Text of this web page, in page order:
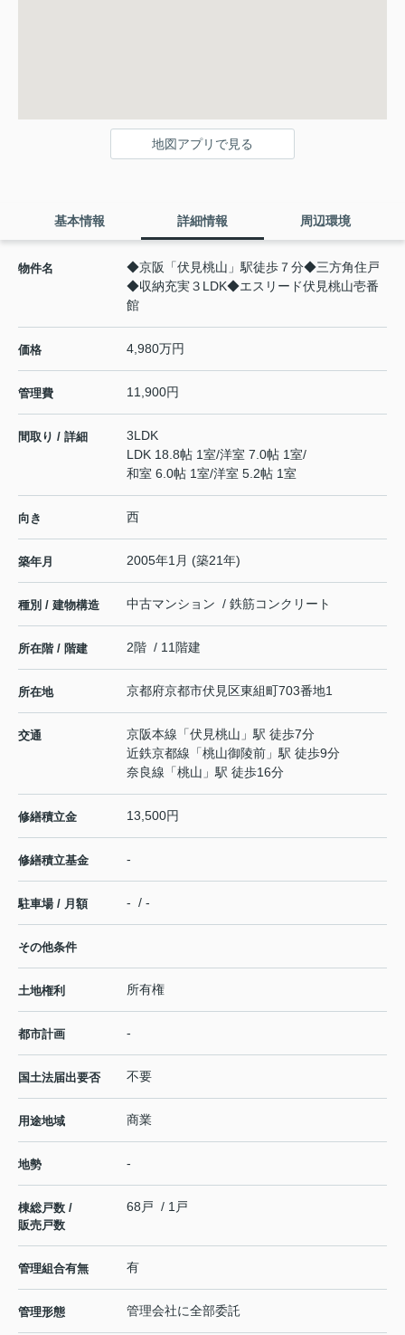
地図アプリで見る
基本情報 詳細情報 周辺環境
物件名
◆京阪「伏見桃山」駅徒歩７分◆三方角住戸
◆収納充実３LDK◆エスリード伏見桃山壱番
館
価格 4,980万円
管理費 11,900円
間取り / 詳細
3LDK
LDK 18.8帖 1室/洋室 7.0帖 1室/
和室 6.0帖 1室/洋室 5.2帖 1室
向き 西
築年月 2005年1月 (築21年)
種別 / 建物構造 中古マンション / 鉄筋コンクリート
所在階 / 階建 2階 / 11階建
所在地 京都府京都市伏見区東組町703番地1
交通 京阪本線 「伏見桃山 」駅 徒歩7分
近鉄京都線 「桃山御陵前 」駅 徒歩9分
奈良線 「桃山 」駅 徒歩16分
修繕積立金 13,500円
修繕積立基金 -
駐車場 / 月額 - / -
その他条件
土地権利 所有権
都市計画 -
国土法届出要否 不要
用途地域 商業
地勢 -
棟総戸数 /
販売戸数
68戸 / 1戸
管理組合有無 有
管理形態 管理会社に全部委託